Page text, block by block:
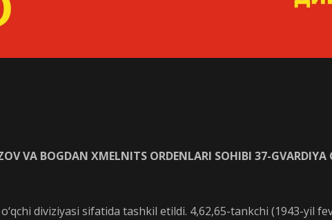
VA BOGDAN XMELNITS ORDENLARI SOHIBI 37-GVARDIYA
diviziyasi sifatida tashkil etildi. 4,62,65-tankchi (1943-yil